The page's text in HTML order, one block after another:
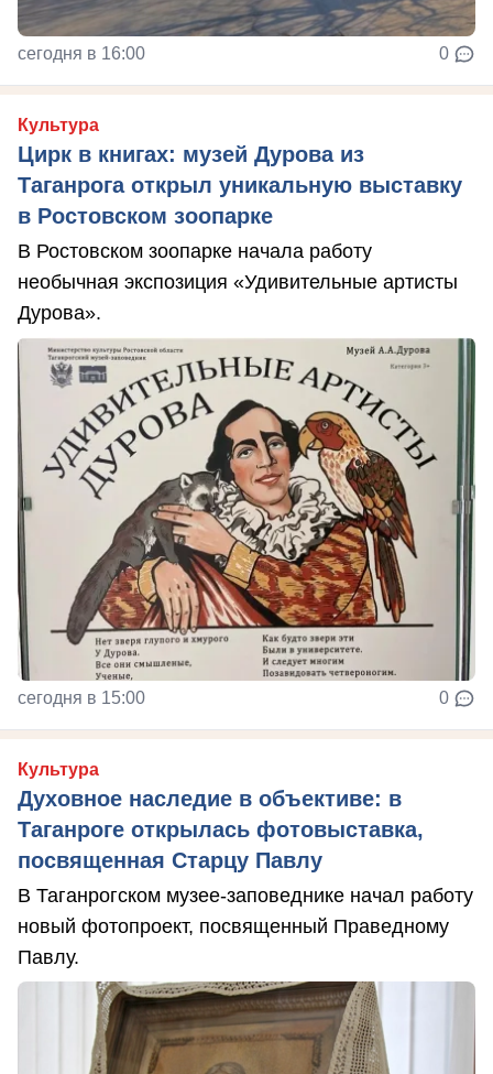
сегодня в 16:00 0
Культура
Цирк в книгах: музей Дурова из
Таганрога открыл уникальную выставку
в Ростовском зоопарке
В Ростовском зоопарке начала работу
необычная экспозиция «Удивительные артисты
Дурова».
сегодня в 15:00 0
Культура
Духовное наследие в объективе: в
Таганроге открылась фотовыставка,
посвященная Старцу Павлу
В Таганрогском музее-заповеднике начал работу
новый фотопроект, посвященный Праведному
Павлу.